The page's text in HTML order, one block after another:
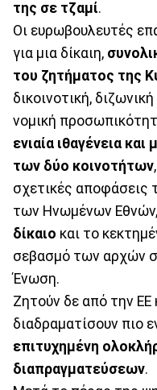
της σε τζαμί.
Οι ευρωβουλευτές
για μια δίκαιη,
του ζητήματος της
δικοινοτική,
νομική
ενιαία ιθαγένεια
των δύο κοινοτήτων
σχετικές αποφάσεις
των Ηνωμένων
δίκαιο και το
σεβασμό των αρχών
Ένωση.
Ζητούν δε από την ΕΕ
διαδραματίσουν πιο
επιτυχημένη
διαπραγματεύσεων.